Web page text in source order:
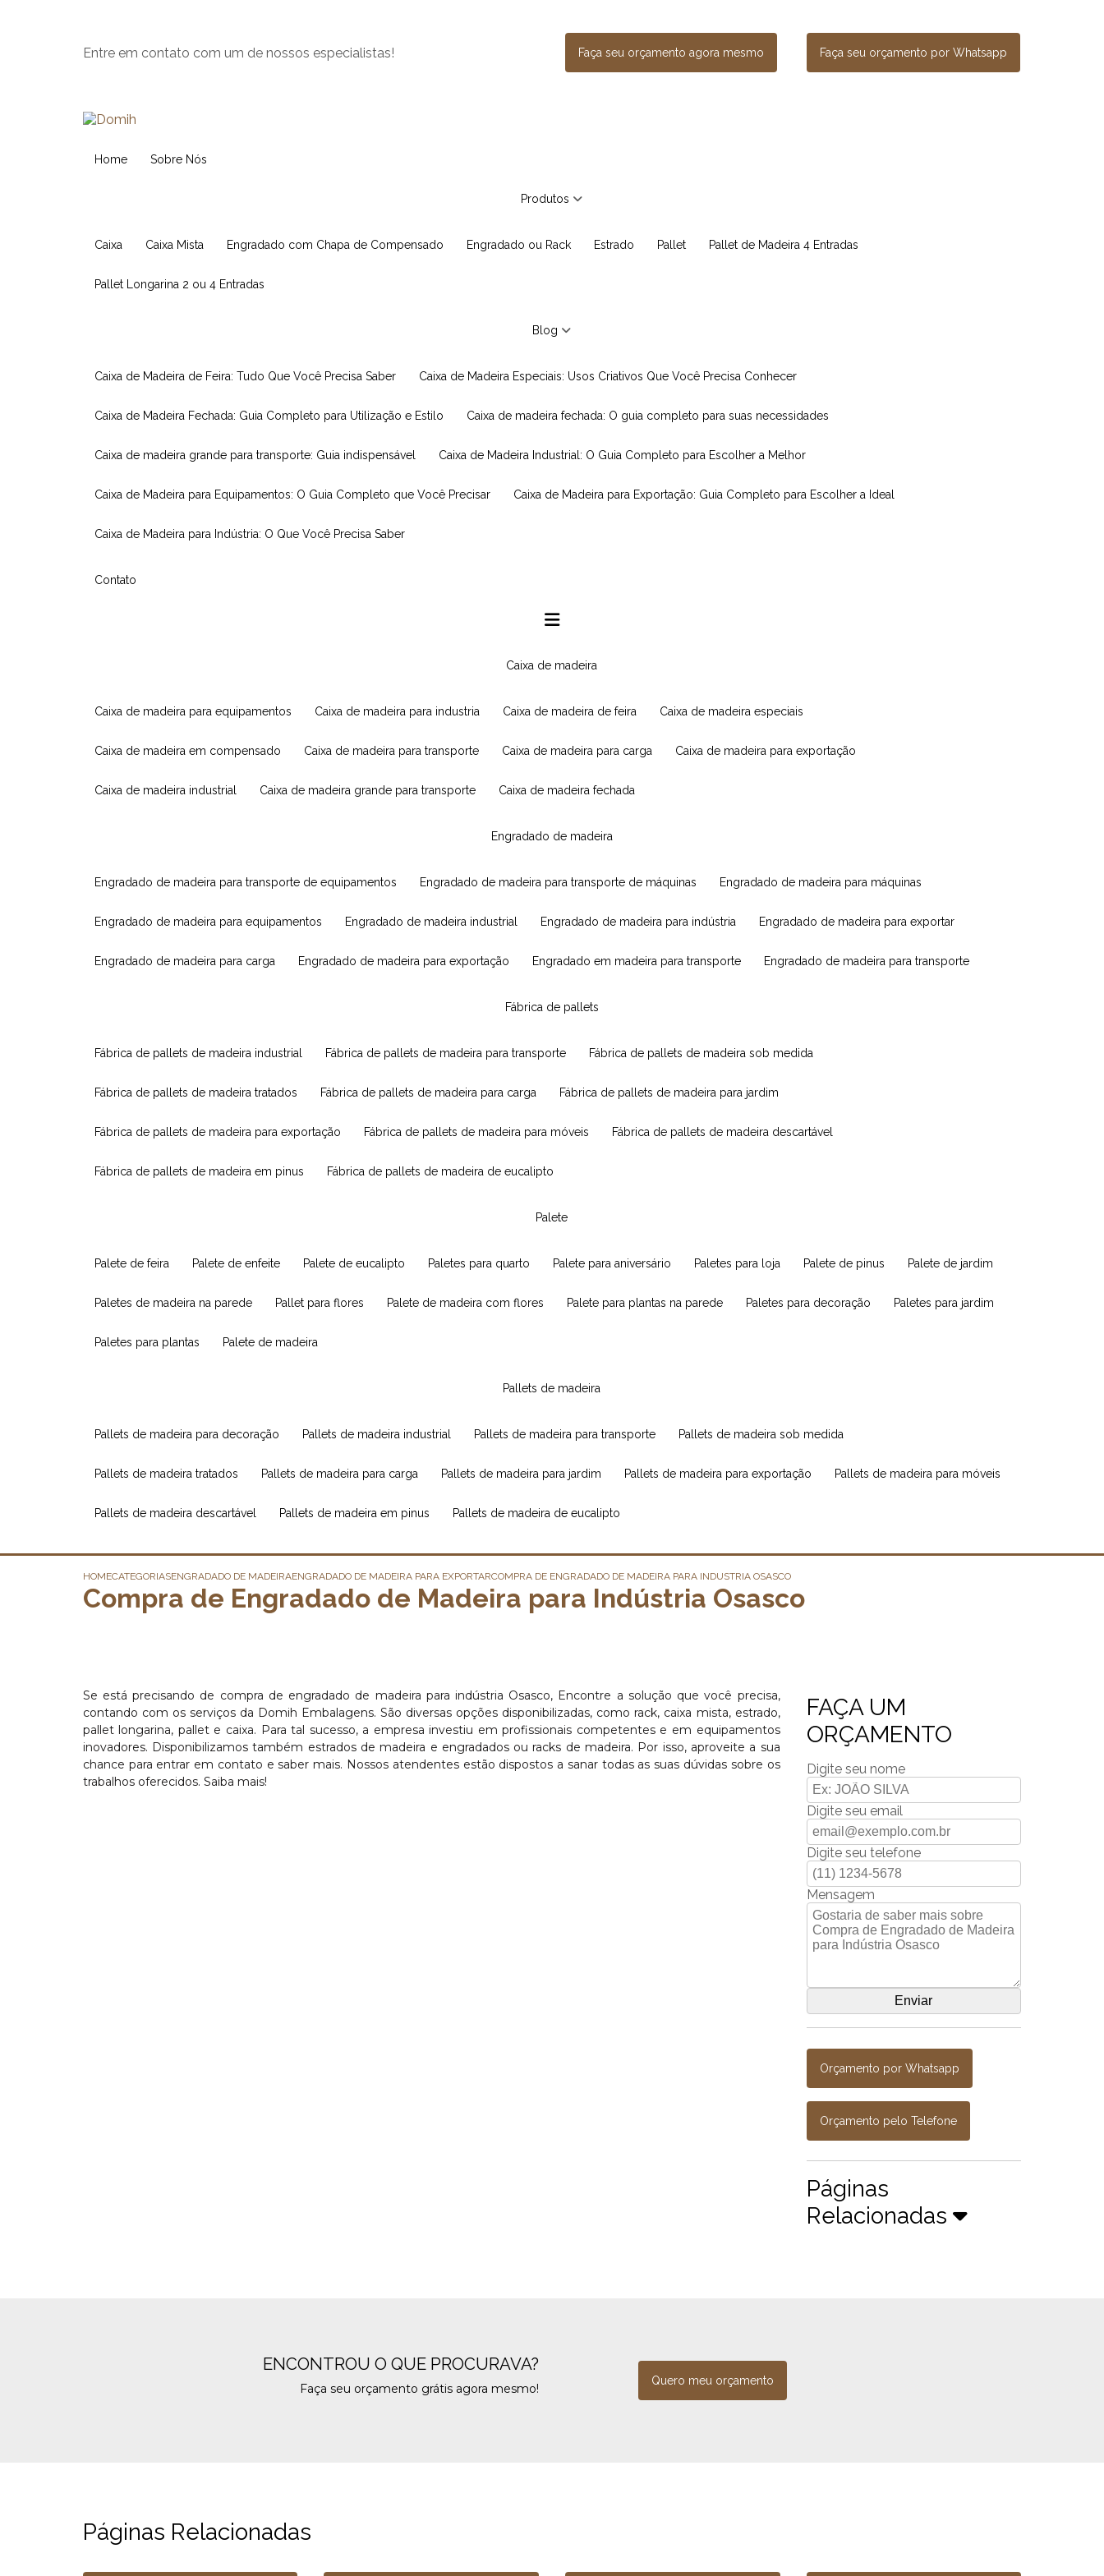
Entre em contato com um de nossos especialistas! Faça seu orçamento agora mesmo Faça seu orçamento por Whatsapp
Home Sobre Nós
Produtos
Caixa Caixa Mista Engradado com Chapa de Compensado Engradado ou Rack Estrado Pallet Pallet de Madeira 4 Entradas
Pallet Longarina 2 ou 4 Entradas
Blog
Caixa de Madeira de Feira: Tudo Que Você Precisa Saber Caixa de Madeira Especiais: Usos Criativos Que Você Precisa Conhecer
Caixa de Madeira Fechada: Guia Completo para Utilização e Estilo Caixa de madeira fechada: O guia completo para suas necessidades
Caixa de madeira grande para transporte: Guia indispensável Caixa de Madeira Industrial: O Guia Completo para Escolher a Melhor
Caixa de Madeira para Equipamentos: O Guia Completo que Você Precisar Caixa de Madeira para Exportação: Guia Completo para Escolher a Ideal
Caixa de Madeira para Indústria: O Que Você Precisa Saber
Contato
caixa de madeira
caixa de madeira para equipamentos caixa de madeira para industria caixa de madeira de feira caixa de madeira especiais
caixa de madeira em compensado caixa de madeira para transporte caixa de madeira para carga caixa de madeira para exportação
caixa de madeira industrial caixa de madeira grande para transporte caixa de madeira fechada
engradado de madeira
engradado de madeira para transporte de equipamentos engradado de madeira para transporte de máquinas engradado de madeira para máquinas
engradado de madeira para equipamentos engradado de madeira industrial engradado de madeira para indústria engradado de madeira para exportar
engradado de madeira para carga engradado de madeira para exportação engradado em madeira para transporte engradado de madeira para transporte
fábrica de pallets
fábrica de pallets de madeira industrial fábrica de pallets de madeira para transporte fábrica de pallets de madeira sob medida
fábrica de pallets de madeira tratados fábrica de pallets de madeira para carga fábrica de pallets de madeira para jardim
fábrica de pallets de madeira para exportação fábrica de pallets de madeira para móveis fábrica de pallets de madeira descartável
fábrica de pallets de madeira em pinus fábrica de pallets de madeira de eucalipto
palete
palete de feira palete de enfeite palete de eucalipto paletes para quarto palete para aniversário paletes para loja palete de pinus palete de jardim
paletes de madeira na parede pallet para flores palete de madeira com flores palete para plantas na parede paletes para decoração paletes para jardim
paletes para plantas palete de madeira
pallets de madeira
pallets de madeira para decoração pallets de madeira industrial pallets de madeira para transporte pallets de madeira sob medida
pallets de madeira tratados pallets de madeira para carga pallets de madeira para jardim pallets de madeira para exportação pallets de madeira para móveis
pallets de madeira descartável pallets de madeira em pinus pallets de madeira de eucalipto
HOMECATEGORIASENGRADADO DE MADEIRAENGRADADO DE MADEIRA PARA EXPORTARCOMPRA DE ENGRADADO DE MADEIRA PARA INDUSTRIA OSASCO
Compra de Engradado de Madeira para Indústria Osasco
Se está precisando de compra de engradado de madeira para indústria Osasco, Encontre a solução que você precisa,
contando com os serviços da Domih Embalagens. São diversas opções disponibilizadas, como rack, caixa mista, estrado,
pallet longarina, pallet e caixa. Para tal sucesso, a empresa investiu em profissionais competentes e em equipamentos
inovadores. Disponibilizamos também estrados de madeira e engradados ou racks de madeira. Por isso, aproveite a sua
chance para entrar em contato e saber mais. Nossos atendentes estão dispostos a sanar todas as suas dúvidas sobre os
trabalhos oferecidos. Saiba mais!
FAÇA UM
ORÇAMENTO
Digite seu nome
Digite seu email
Digite seu telefone
Mensagem
Orçamento por Whatsapp
Orçamento pelo Telefone
Páginas
Relacionadas
ENCONTROU O QUE PROCURAVA?
Faça seu orçamento grátis agora mesmo!
Quero meu orçamento
Páginas Relacionadas